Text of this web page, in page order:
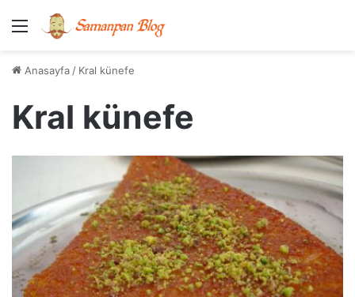
Menü
Anasayfa / Kral künefe
Kral künefe